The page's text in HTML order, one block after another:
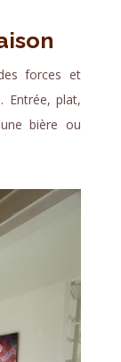
forces et
Entrée, plat,
bière ou